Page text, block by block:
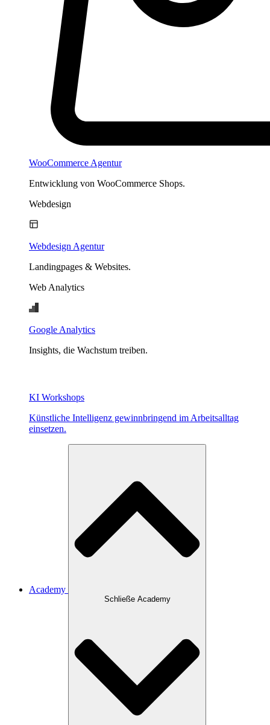
WooCommerce Agentur
Entwicklung von WooCommerce Shops.
Webdesign
Webdesign Agentur
Landingpages & Websites.
Web Analytics
Google Analytics
Insights, die Wachstum treiben.
KI Workshops
Künstliche Intelligenz gewinnbringend im Arbeitsalltag
einsetzen.
Academy
Schließe Academy